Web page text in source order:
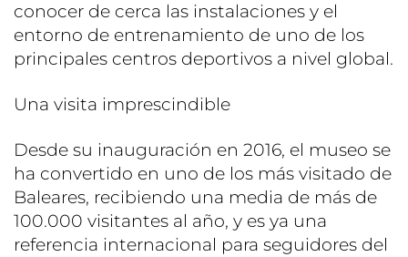
conocer de cerca las instalaciones y el
entorno de entrenamiento de uno de los
principales centros deportivos a nivel global.
Una visita imprescindible
Desde su inauguración en 2016, el museo se
ha convertido en uno de los más visitado de
Baleares, recibiendo una media de más de
100.000 visitantes al año, y es ya una
referencia internacional para seguidores del